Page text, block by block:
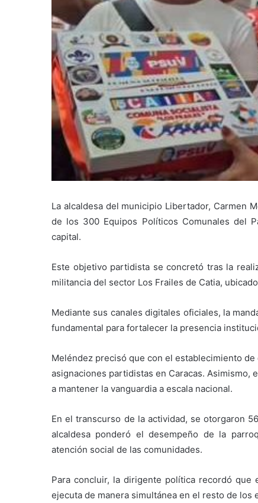
La alcaldesa del municipio Libertador, Carmen
de los 300 Equipos Políticos Comunales del
capital.
Este objetivo partidista se concretó tras la
militancia del sector Los Frailes de Catia,
Mediante sus canales digitales oficiales, la
fundamental para fortalecer la presencia
Meléndez precisó que con el establecimiento
asignaciones partidistas en Caracas. Asimismo,
a mantener la vanguardia a escala nacional.
En el transcurso de la actividad, se otorgaron
alcaldesa ponderó el desempeño de la
atención social de las comunidades.
Para concluir, la dirigente política recordó que
ejecuta de manera simultánea en el resto de los